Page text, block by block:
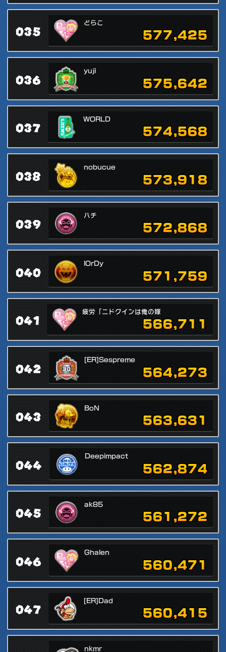
035
どらこ
577,425
036
yuji
575,642
037
WORLD
574,568
038
nobucue
573,918
039
ハチ
572,868
040
lOrDy
571,759
041
疲労「ニドクインは俺の嫁
566,711
042
[ER]Sespreme
564,273
043
BoN
563,631
044
Deepimpact
562,874
045
ak85
561,272
046
Ghalen
560,471
047
[ER]Dad
560,415
nkmr